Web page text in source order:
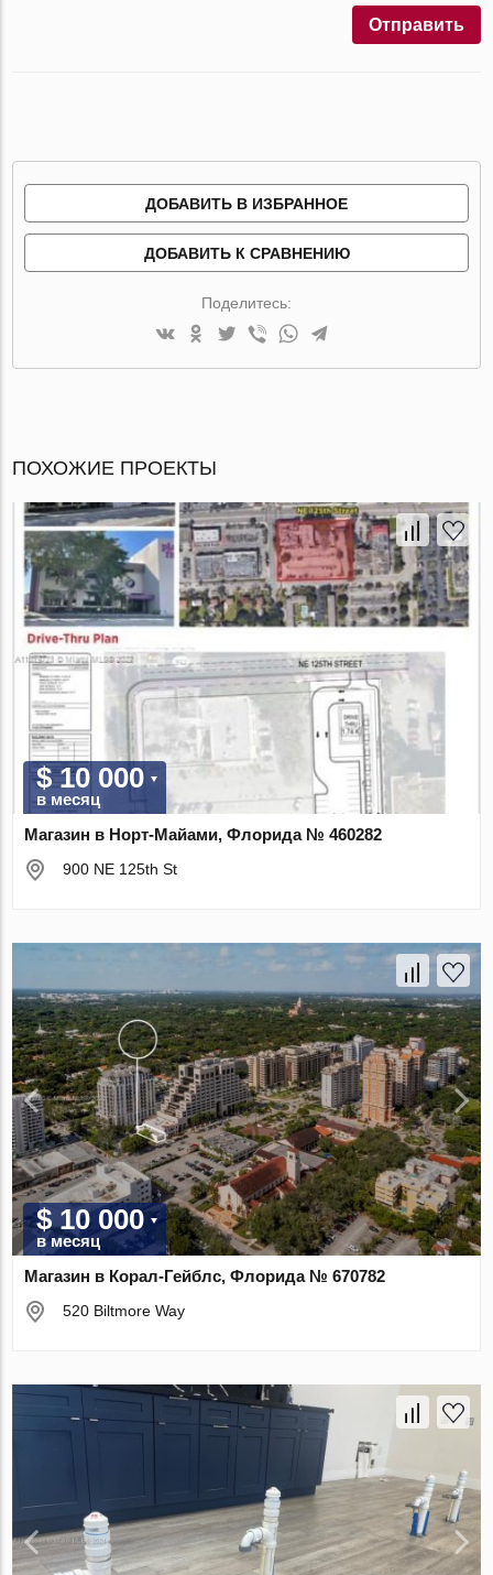
Отправить
ДОБАВИТЬ В ИЗБРАННОЕ
ДОБАВИТЬ К СРАВНЕНИЮ
Поделитесь:
ПОХОЖИЕ ПРОЕКТЫ
$ 10 000
в месяц
Магазин в Норт-Майами, Флорида № 460282
900 NE 125th St
$ 10 000
в месяц
Магазин в Корал-Гейблс, Флорида № 670782
520 Biltmore Way